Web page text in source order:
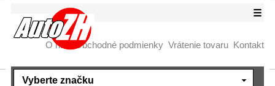
☰
O nás Obchodné podmienky Vrátenie tovaru Kontakt